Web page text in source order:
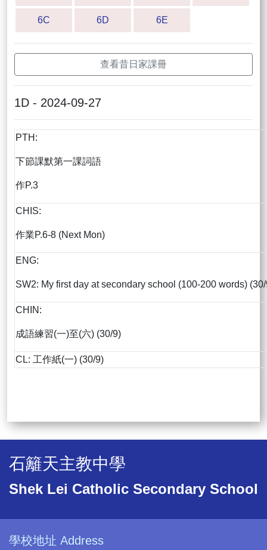
6C 6D 6E
查看昔日家課冊
1D - 2024-09-27
PTH:
下節課默第一課詞語
作P.3
CHIS:
作業P.6-8 (Next Mon)
ENG:
SW2: My first day at secondary school (100-200 words)
CHIN:
成語練習(一)至(六) (30/9)
CL: 工作紙(一) (30/9)
石籬天主教中學
Shek Lei Catholic Secondary School
學校地址 Address